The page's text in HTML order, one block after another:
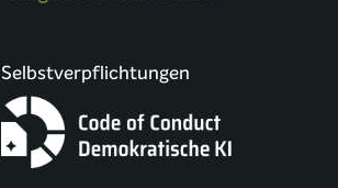
Selbstverpflichtungen